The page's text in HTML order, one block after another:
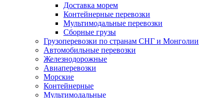
Доставка морем
Контейнерные перевозки
Мультимодальные перевозки
Сборные грузы
Грузоперевозки по странам СНГ и Монголии
Автомобильные перевозки
Железнодорожные
Авиаперевозки
Морские
Контейнерные
Мультимодальные